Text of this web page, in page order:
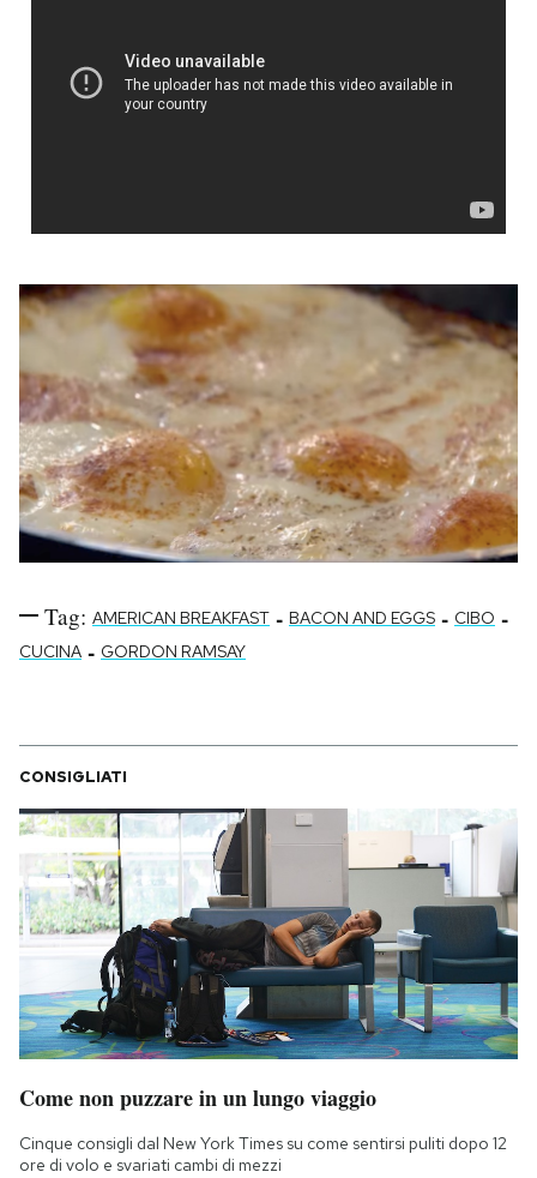
Tag: AMERICAN BREAKFAST - BACON AND EGGS - CIBO -
CUCINA - GORDON RAMSAY
CONSIGLIATI
Come non puzzare in un lungo viaggio
Cinque consigli dal New York Times su come sentirsi puliti dopo 12
ore di volo e svariati cambi di mezzi